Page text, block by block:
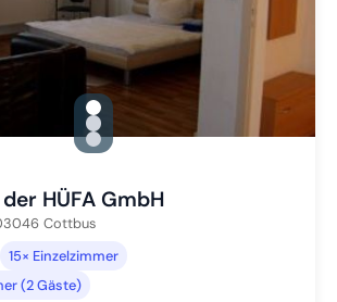
gallery.slide_selector
Zu Slide 1 wechseln
Zu Slide 2 wechseln
Zu Slide 3 wechseln
HÜFA GmbH
Cottbus
15× Einzelzimmer
(2 Gäste)